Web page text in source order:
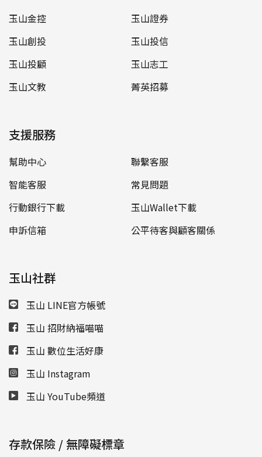
玉山金控
玉山證券
玉山創投
玉山投信
玉山投顧
玉山志工
玉山文教
菁英招募
支援服務
幫助中心
聯繫客服
智能客服
常見問題
行動銀行下載
玉山Wallet下載
申訴信箱
公平待客與顧客關係
玉山社群
玉山 LINE官方帳號
玉山 招財納福喵喵
玉山 數位生活好康
玉山 Instagram
玉山 YouTube頻道
存款保險 / 無障礙標章